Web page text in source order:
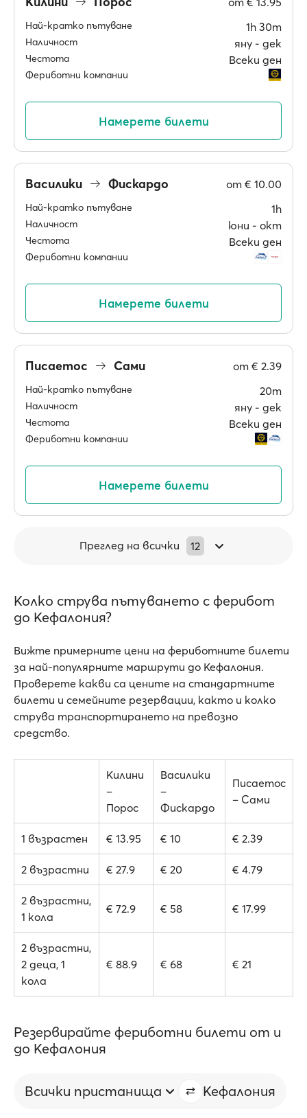
Най-кратко пътуване 1h 30m
Наличност яну ‐ дек
Честота Всеки ден
Фериботни компании
Намерете билети
Василики Фискардо от € 10.00
Най-кратко пътуване 1h
Наличност юни ‐ окт
Честота Всеки ден
Фериботни компании
Намерете билети
Писаетос Сами от € 2.39
Най-кратко пътуване 20m
Наличност яну ‐ дек
Честота Всеки ден
Фериботни компании
Намерете билети
Преглед на всички 12
Колко струва пътуването с ферибот
до Кефалония?
Вижте примерните цени на фериботните билети
за най-популярните маршрути до Кефалония.
Проверете какви са цените на стандартните
билети и семейните резервации, както и колко
струва транспортирането на превозно
средство.
Килини
–
Порос
Василики
–
Фискардо
Писаетос
– Сами
1 възрастен € 13.95 € 10 € 2.39
2 възрастни € 27.9 € 20 € 4.79
2 възрастни,
1 кола
€ 72.9 € 58 € 17.99
2 възрастни,
2 деца, 1
кола
€ 88.9 € 68 € 21
Резервирайте фериботни билети от и
до Кефалония
Всички пристанища Кефалония